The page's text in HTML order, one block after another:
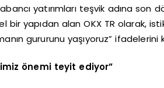
yatırımları teşvik adına son
bir yapıdan alan OKX TR olarak,
gururunu yaşıyoruz” ifadelerini
önemi teyit ediyor”